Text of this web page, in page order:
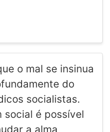
o mal se insinua
do
socialistas.
social é possível
a alma